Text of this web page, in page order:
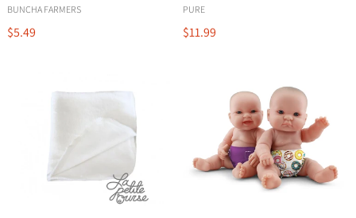
BUNCHA FARMERS
$5.49
PURE
$11.99